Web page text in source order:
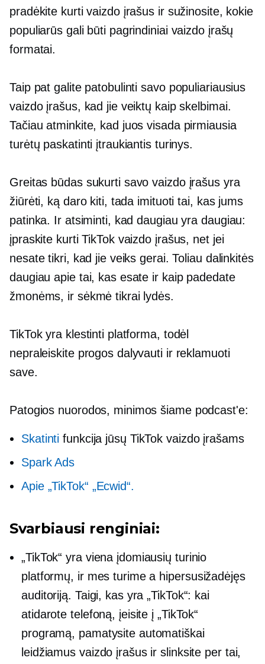
pradėkite kurti vaizdo įrašus ir sužinosite, kokie
populiarūs gali būti pagrindiniai vaizdo įrašų
formatai.
Taip pat galite patobulinti savo populiariausius
vaizdo įrašus, kad jie veiktų kaip skelbimai.
Tačiau atminkite, kad juos visada pirmiausia
turėtų paskatinti įtraukiantis turinys.
Greitas būdas sukurti savo vaizdo įrašus yra
žiūrėti, ką daro kiti, tada imituoti tai, kas jums
patinka. Ir atsiminti, kad daugiau yra daugiau:
įpraskite kurti TikTok vaizdo įrašus, net jei
nesate tikri, kad jie veiks gerai. Toliau dalinkitės
daugiau apie tai, kas esate ir kaip padedate
žmonėms, ir sėkmė tikrai lydės.
TikTok yra klestinti platforma, todėl
nepraleiskite progos dalyvauti ir reklamuoti
save.
Patogios nuorodos, minimos šiame podcast'e:
Skatinti funkcija jūsų TikTok vaizdo įrašams
Spark Ads
Apie „TikTok“ „Ecwid“.
Svarbiausi renginiai:
„TikTok“ yra viena įdomiausių turinio
platformų, ir mes turime a hipersusižadėjęs
auditoriją. Taigi, kas yra „TikTok“: kai
atidarote telefoną, įeisite į „TikTok“
programą, pamatysite automatiškai
leidžiamus vaizdo įrašus ir slinksite per tai,